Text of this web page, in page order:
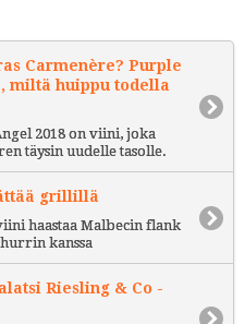
Carmenère? Purple
miltä huippu todella
2018 on viini, joka
täysin uudelle tasolle.
grillillä
haastaa Malbecin flank
kanssa
Riesling & Co -